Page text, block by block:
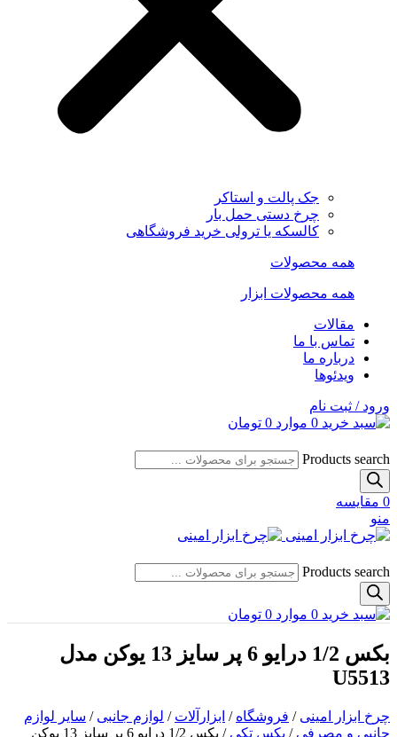
جک پالت و استاکر
چرخ دستی حمل بار
کالسکه یا ترولی خرید فروشگاهی
همه محصولات
همه محصولات ابزار
مقالات
تماس با ما
درباره ما
ویدئوها
ورود / ثبت نام
0 موارد 0 تومان
Products search
0 مقایسه
منو
Products search
0 موارد 0 تومان
بکس 1/2 درایو 6 پر سایز 13 یوکن مدل
U5513
چرخ ابزار امینی / فروشگاه / ابزارآلات / لوازم جانبی / سایر لوازم
جانبی و مصرفی / بکس تکی /
بکس 1/2 درایو 6 پر سایز 13 یوکن